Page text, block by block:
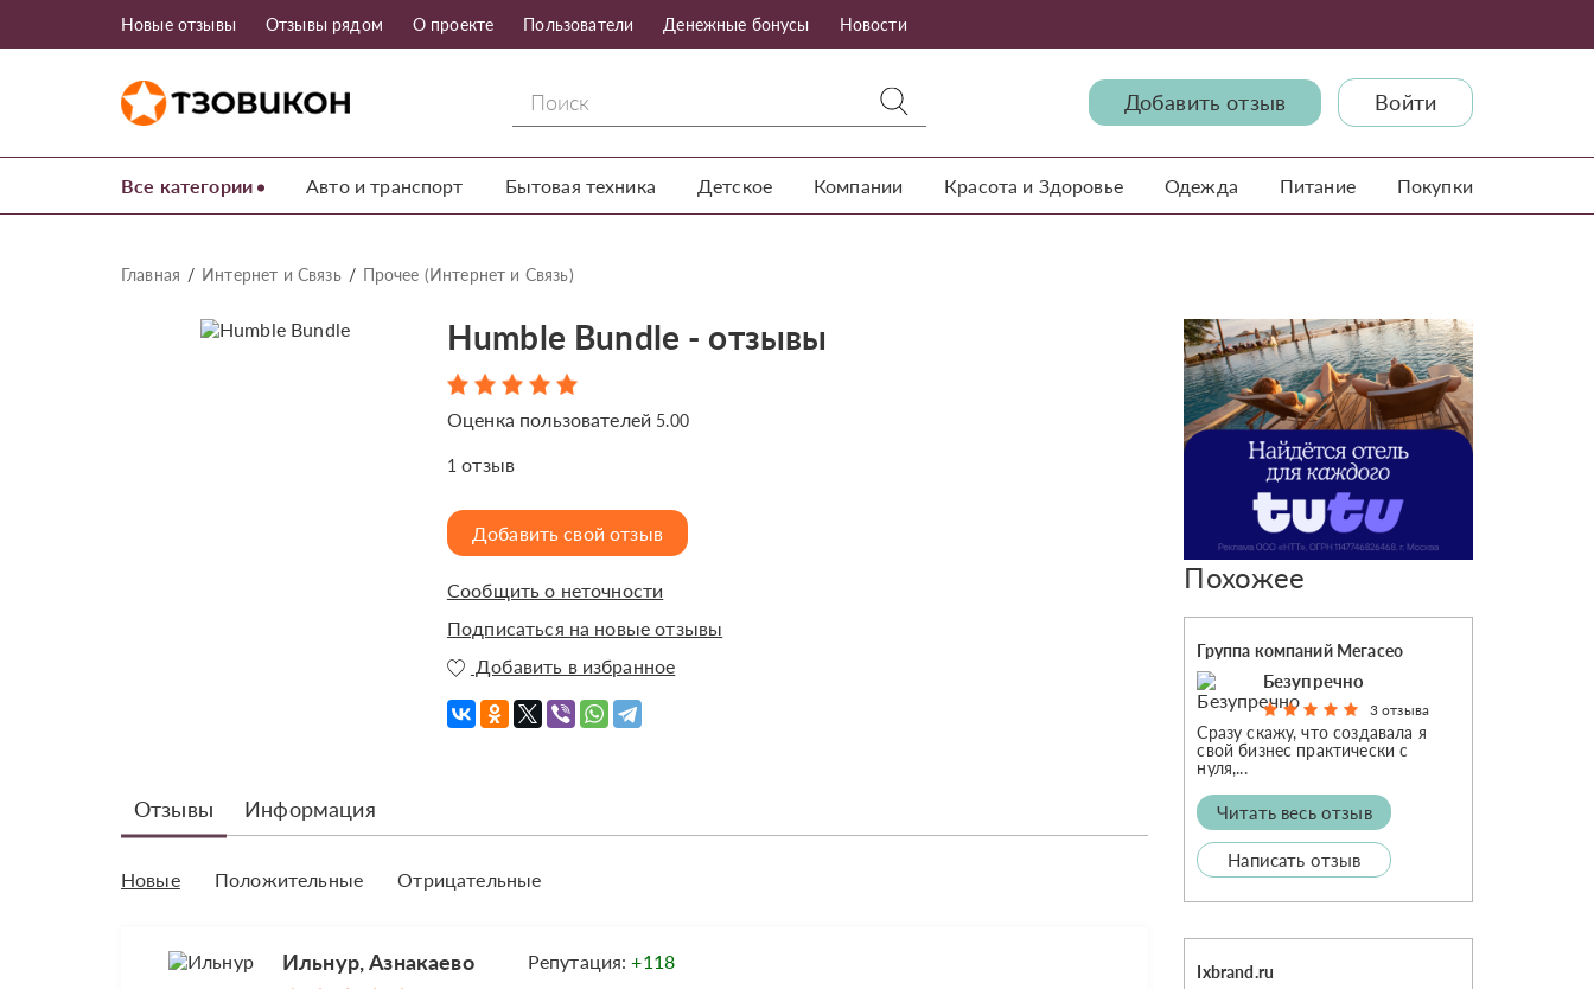
Новые отзывы Отзывы рядом О проекте Пользователи Денежные бонусы Новости
Добавить отзыв Войти
Все категории Авто и транспорт Бытовая техника Детское Компании Красота и Здоровье Одежда Питание Покупки
Главная Интернет и Связь Прочее (Интернет и Связь)
Humble Bundle - отзывы
Оценка пользователей 5.00
1 отзыв
Добавить свой отзыв
Сообщить о неточности
Подписаться на новые отзывы
Добавить в избранное
Отзывы Информация
Новые Положительные Отрицательные
Ильнур, Азнакаево Репутация:+118
Похожее
Группа компаний Мегасео
Безупречно
3 отзыва
Сразу скажу, что создавала я
свой бизнес практически с
нуля,...
Читать весь отзыв
Написать отзыв
Ixbrand.ru